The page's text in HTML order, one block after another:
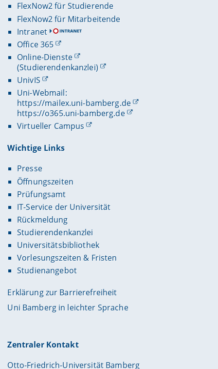
FlexNow2 für Studierende
FlexNow2 für Mitarbeitende
Intranet
Office 365
Online-Dienste
(Studierendenkanzlei)
UnivIS
Uni-Webmail:
https://mailex.uni-bamberg.de
https://o365.uni-bamberg.de
Virtueller Campus
Wichtige Links
Presse
Öffnungszeiten
Prüfungsamt
IT-Service der Universität
Rückmeldung
Studierendenkanzlei
Universitätsbibliothek
Vorlesungszeiten & Fristen
Studienangebot
Erklärung zur Barrierefreiheit
Uni Bamberg in leichter Sprache
Zentraler Kontakt
Otto-Friedrich-Universität Bamberg